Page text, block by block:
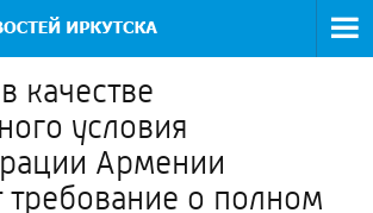
качестве
условия
Армении
требование о полном